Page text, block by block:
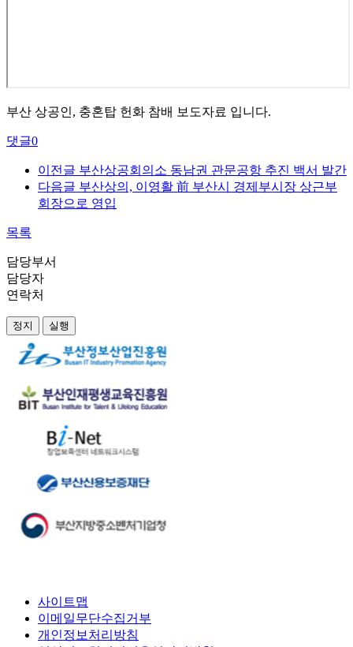
부산 상공인, 충혼탑 헌화 참배 보도자료 입니다.
댓글0
이전글 부산상공회의소 동남권 관문공항 추진 백서 발간
다음글 부산상의, 이영활 前 부산시 경제부시장 상근부
회장으로 영입
목록
담당부서
담당자
연락처
정지 실행
사이트맵
이메일무단수집거부
개인정보처리방침